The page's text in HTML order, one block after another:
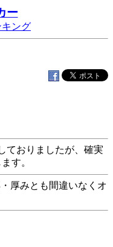
ー
ング
ておりましたが、確実
す。
厚みとも間違いなくオ